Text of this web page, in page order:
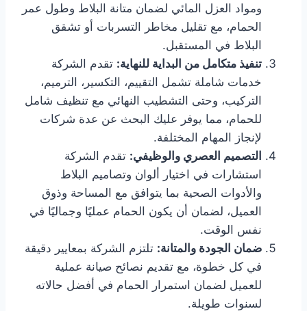
ومواد العزل المائي لضمان متانة البلاط وطول عمر
الحمام، مع تقليل مخاطر التسربات أو تشقق
البلاط في المستقبل.
تنفيذ متكامل من البداية للنهاية: تقدم الشركة
خدمات شاملة تشمل التقييم، التكسير، الترميم،
التركيب، وحتى التشطيب النهائي مع تنظيف شامل
للحمام، مما يوفر عليك البحث عن عدة شركات
لإنجاز المهام المختلفة.
التصميم العصري والوظيفي: تقدم الشركة
استشارات في اختيار ألوان وتصاميم البلاط
والأدوات الصحية بما يتوافق مع المساحة وذوق
العميل، لضمان أن يكون الحمام عمليًا وجماليًا في
نفس الوقت.
ضمان الجودة والمتانة: تلتزم الشركة بمعايير دقيقة
في كل خطوة، مع تقديم نصائح صيانة عملية
للعميل لضمان استمرار الحمام في أفضل حالاته
لسنوات طويلة.